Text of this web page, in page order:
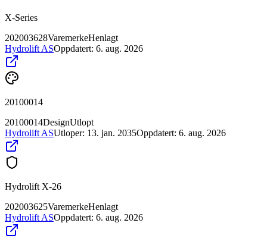
X-Series
202003628VaremerkeHenlagt
Hydrolift ASOppdatert: 6. aug. 2026
20100014
20100014DesignUtlopt
Hydrolift ASUtloper: 13. jan. 2035Oppdatert: 6. aug. 2026
Hydrolift X-26
202003625VaremerkeHenlagt
Hydrolift ASOppdatert: 6. aug. 2026